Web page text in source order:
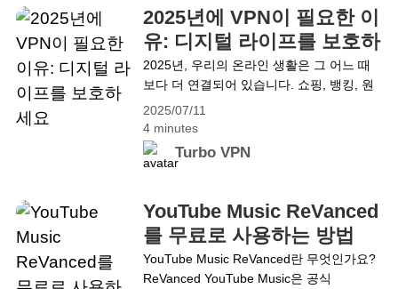
Kill Switch, AES-256 암호화, 무로그 정책
등 Turbo VPN의 고급 보안 도구들을 자세
히 설명합니다. 2025년에 Turbo VPN 기능
이 중요한&hellip; Continue reading Turbo
VPN 기능 완전 분석: 온라인 보안을 위한
심층 가이드
2025/07/11
4 minutes
Turbo VPN
2025년에 VPN이 필요한 이
유: 디지털 라이프를 보호하
세요
2025년, 우리의 온라인 생활은 그 어느 때
보다 더 연결되어 있습니다. 쇼핑, 뱅킹, 원
격 근무, 엔터테인먼트까지 인터넷은 일상
속에 깊숙이 자리 잡았습니다. 하지만 편리
함이 커질수록, 개인정보와 보안에 대한 위
협도 커지고 있습니다. 이제 중요한 질문이
까요? 그 이유는 더 정교해진 사이버 위협
으로부터 보호받고, 인터넷 프라이버시를
지키며, 언제 어디서나 안전하게 웹을 탐색
하기 위해서입니다.&hellip; Continue
reading 2025년에 VPN이 필요한 이유: 디
YouTube Music ReVanced
를 무료로 사용하는 방법
YouTube Music ReVanced란 무엇인가요?
ReVanced YouTube Music은 공식